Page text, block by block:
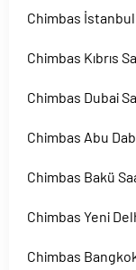
Chimbas İstanbul
Chimbas Kıbrıs
Chimbas Dubai
Chimbas Abu
Chimbas Bakü
Chimbas Yeni
Chimbas